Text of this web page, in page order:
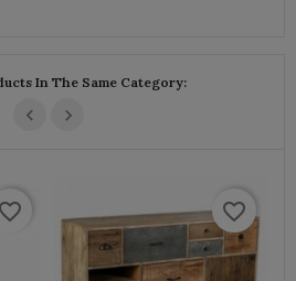
In The Same Category:
favorite_border favorite_border